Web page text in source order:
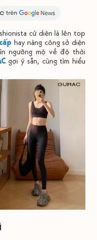
cứ diện là lên top
hay nàng công sở diện
ngưỡng mộ về độ thời
gợi ý sẵn, cùng tìm hiểu